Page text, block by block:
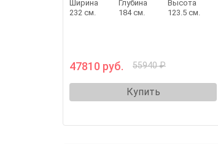
Ширина
232 см.
Глубина
184 см.
Высота
123.5 см.
47810 руб. 55940 ₽
Купить